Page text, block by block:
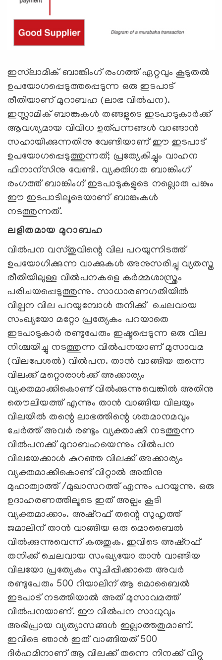
ഇസ്‌ലാമിക് ബാങ്കിംഗ് രംഗത്ത് ഏറ്റവും കൂടുതല്‍
ഉപയോഗപ്പെടുത്തപ്പെടുന്ന ഒരു ഇടപാട്
രീതിയാണ് മുറാബഹ (ലാഭ വില്‍പന).
ഇസ്ലാമിക് ബാങ്കുകള്‍ തങ്ങളുടെ ഇടപാടുകാര്‍ക്ക്
ആവശ്യമായ വിവിധ ഉത്പന്നങ്ങള്‍ വാങ്ങാന്‍
സഹായിക്കുന്നതിനു വേണ്ടിയാണ് ഈ ഇടപാട്
ഉപയോഗപ്പെടുത്തുന്നത്; പ്രത്യേകിച്ചും വാഹന
ഫിനാന്സിനു വേണ്ടി. വ്യക്തിഗത ബാങ്കിംഗ്
രംഗത്ത് ബാങ്കിംഗ് ഇടപാടുകളുടെ നല്ലൊരു പങ്കും
ഈ ഇടപാടിലൂടെയാണ് ബാങ്കുകള്‍
നടത്തുന്നത്.
ലളിതമായ മുറാബഹ
വില്‍പന വസ്തുവിന്റെ വില പറയുന്നിടത്ത്
ഉപയോഗിക്കുന്ന വാക്കുകള്‍ അനുസരിച്ചു വ്യതസ്ത
രീതിയിലുള്ള വില്‍പനകളെ കര്‍മ്മശാസ്ത്രം
പരിചയപ്പെടുത്തുന്നു. സാധാരണഗതിയില്‍
വില്പന വില പറയുമ്പോള്‍ തനിക്ക് ചെലവായ
സംഖ്യയോ മറ്റോ പ്രത്യേകം പറയാതെ
ഇടപാടുകാര്‍ രണ്ടുപേരും ഇഷ്ടപ്പെടുന്ന ഒരു വില
നിശ്ചയിച്ചു നടത്തുന്ന വില്‍പനയാണ് മുസാവമ
(വിലപേശല്‍) വില്‍പന. താന്‍ വാങ്ങിയ തന്നെ
വിലക്ക് മറ്റൊരാള്‍ക്ക് അക്കാര്യം
വ്യക്തമാക്കികൊണ്ട് വില്‍ക്കുന്നുവെങ്കില്‍ അതിനു
തൌലിയത്ത് എന്നും താന്‍ വാങ്ങിയ വിലയും
വിലയില്‍ തന്റെ ലാഭത്തിന്റെ ശതമാനമവും
ചേര്‍ത്ത് അവര്‍ രണ്ടും വ്യക്താക്കി നടത്തുന്ന
വില്‍പനക്ക് മുറാബഹയെന്നും വില്‍പന
വിലയേക്കാള്‍ കുറഞ്ഞ വിലക്ക് അക്കാര്യം
വ്യക്തമാക്കികൊണ്ട് വിറ്റാല്‍ അതിനു
മുഹാത്വാത്ത് /മുഖാസറത്ത് എന്നും പറയുന്നു. ഒരു
ഉദാഹരണത്തിലൂടെ ഇത് അല്പം കൂടി
വ്യക്തമാക്കാം. അഷ്‌റഫ്‌ തന്റെ സുഹൃത്ത്
ജമാലിന് താന്‍ വാങ്ങിയ ഒരു മൊബൈല്‍
വില്‍ക്കുന്നുവെന്ന് കരുതുക. ഇവിടെ അഷ്‌റഫ്‌
തനിക്ക് ചെലവായ സംഖ്യയോ താന്‍ വാങ്ങിയ
വിലയോ പ്രത്യേകം സൂചിപ്പിക്കാതെ അവര്‍
രണ്ടുപേരും 500 റിയാലിന് ആ മൊബൈല്‍
ഇടപാട് നടത്തിയാല്‍ അത് മുസാവമത്ത്
വില്‍പനയാണ്. ഈ വില്‍പന സാധുവും
അഭിപ്രായ വ്യത്യാസങ്ങള്‍ ഇല്ലാത്തതുമാണ്.
ഇവിടെ ഞാന്‍ ഇത് വാങ്ങിയത് 500
ദിര്‍ഹമിനാണ് ആ വിലക്ക് തന്നെ നിനക്ക് വിറ്റു